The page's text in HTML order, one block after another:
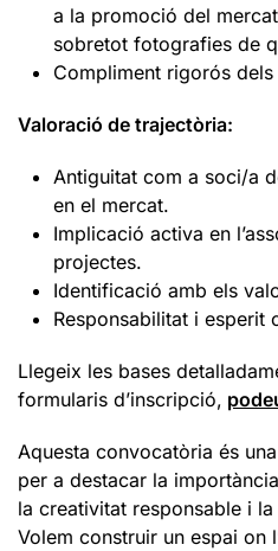
a la promoció del
sobretot fotografies de
Compliment rigorós
Valoració de trajectòria:
Antiguitat com a soci/a
en el mercat.
Implicació activa en
projectes.
Identificació amb els
Responsabilitat i esperit
Llegeix les bases
formularis d’inscripció,
Aquesta convocatòria és
per a destacar la
la creativitat responsable i
Volem construir un espai on